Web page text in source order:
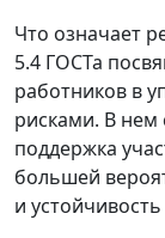
Что означает
5.4 ГОСТа
работников в
рисками. В нем
поддержка
большей
и